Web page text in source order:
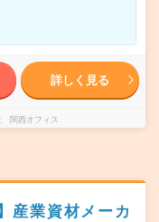
詳しく見る
関西オフィス
産業資材メーカ